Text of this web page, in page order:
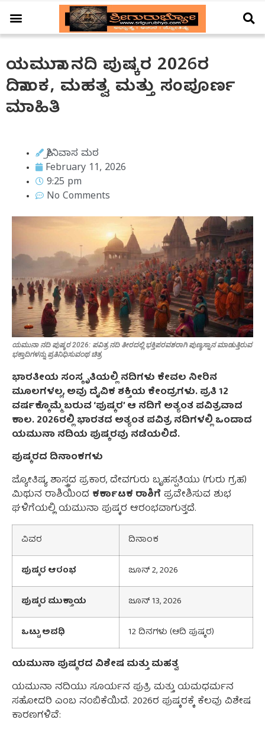
ಯಮುನಾ ನದಿ ಪುಷ್ಕರ 2026ರ
ದಿನಾಂಕ, ಮಹತ್ವ ಮತ್ತು ಸಂಪೂರ್ಣ
ಮಾಹಿತಿ
ಶ್ರೀನಿವಾಸ ಮಠ
February 11, 2026
9:25 pm
No Comments
ಯಮುನಾ ನದಿ ಪುಷ್ಕರ 2026: ಪವಿತ್ರ ನದಿ ತೀರದಲ್ಲಿ ಭಕ್ತಿಪರವಶರಾಗಿ ಪುಣ್ಯಸ್ನಾನ ಮಾಡುತ್ತಿರುವ
ಭಕ್ತಾದಿಗಳನ್ನು ಪ್ರತಿನಿಧಿಸುವಂಥ ಚಿತ್ರ
ಭಾರತೀಯ ಸಂಸ್ಕೃತಿಯಲ್ಲಿ ನದಿಗಳು ಕೇವಲ ನೀರಿನ
ಮೂಲಗಳಲ್ಲ, ಅವು ದೈವಿಕ ಶಕ್ತಿಯ ಕೇಂದ್ರಗಳು. ಪ್ರತಿ 12
ವರ್ಷಕ್ಕೊಮ್ಮೆ ಬರುವ ‘ಪುಷ್ಕರ’ ಆ ನದಿಗೆ ಅತ್ಯಂತ ಪವಿತ್ರವಾದ
ಕಾಲ. 2026ರಲ್ಲಿ ಭಾರತದ ಅತ್ಯಂತ ಪವಿತ್ರ ನದಿಗಳಲ್ಲಿ ಒಂದಾದ
ಯಮುನಾ ನದಿಯ ಪುಷ್ಕರವು ನಡೆಯಲಿದೆ.
ಪುಷ್ಕರದ ದಿನಾಂಕಗಳು
ಜ್ಯೋತಿಷ್ಯ ಶಾಸ್ತ್ರದ ಪ್ರಕಾರ, ದೇವಗುರು ಬೃಹಸ್ಪತಿಯು (ಗುರು ಗ್ರಹ)
ಮಿಥುನ ರಾಶಿಯಿಂದ ಕರ್ಕಾಟಕ ರಾಶಿಗೆಪ್ರವೇಶಿಸುವ ಶುಭ
ಘಳಿಗೆಯಲ್ಲಿ ಯಮುನಾ ಪುಷ್ಕರ ಆರಂಭವಾಗುತ್ತದೆ.
ವಿವರ
ದಿನಾಂಕ
ಪುಷ್ಕರಆರಂಭ
ಜೂನ್ 2, 2026
ಪುಷ್ಕರಮುಕ್ತಾಯ
ಜೂನ್ 13, 2026
ಒಟ್ಟುಅವಧಿ 12 ದಿನಗಳು (ಆದಿ ಪುಷ್ಕರ)
ಯಮುನಾ ಪುಷ್ಕರದ ವಿಶೇಷ ಮತ್ತು ಮಹತ್ವ
ಯಮುನಾ ನದಿಯು ಸೂರ್ಯನ ಪುತ್ರಿ ಮತ್ತು ಯಮಧರ್ಮನ
ಸಹೋದರಿ ಎಂಬ ನಂಬಿಕೆಯಿದೆ. 2026ರ ಪುಷ್ಕರಕ್ಕೆ ಕೆಲವು ವಿಶೇಷ
ಕಾರಣಗಳಿವೆ: